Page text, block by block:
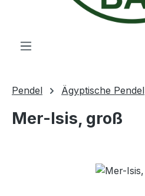
Pendel Ägyptische Pendel
Mer-Isis, groß
Bildergalerie überspringen